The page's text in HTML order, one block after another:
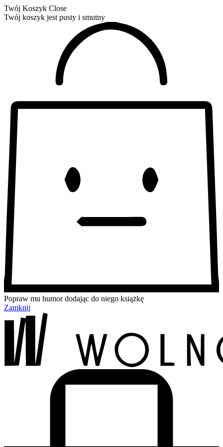
Twój Koszyk Close
Twój koszyk jest pusty i smutny
Popraw mu humor dodając do niego książkę
Zamknij
Przejdź
treści
Przejdź
menu
Przejdź
wyszukiwarki
Przejdź
koszyka